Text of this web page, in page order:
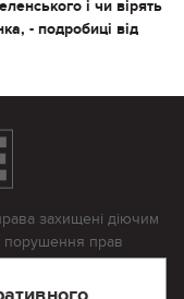
і чи вірять
- подробиці від
захищені діючим
порушення прав
яке відтворення
редакції.